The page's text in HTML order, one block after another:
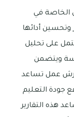
الخاصة في
وتحسين أدائها
على تحليل
ويتضمن
عمل تساعد
جودة التعليم
هذه التقارير